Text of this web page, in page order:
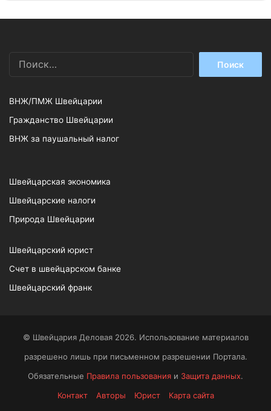
ВНЖ/ПМЖ Швейцарии
Гражданство Швейцарии
ВНЖ за паушальный налог
Швейцарская экономика
Швейцарские налоги
Природа Швейцарии
Швейцарский юрист
Счет в швейцарском банке
Швейцарский франк
© Швейцария Деловая 2026. Использование материалов
разрешено лишь при письменном разрешении Портала.
Обязательные Правила пользования и Защита данных.
Контакт
Авторы Юрист Карта сайта